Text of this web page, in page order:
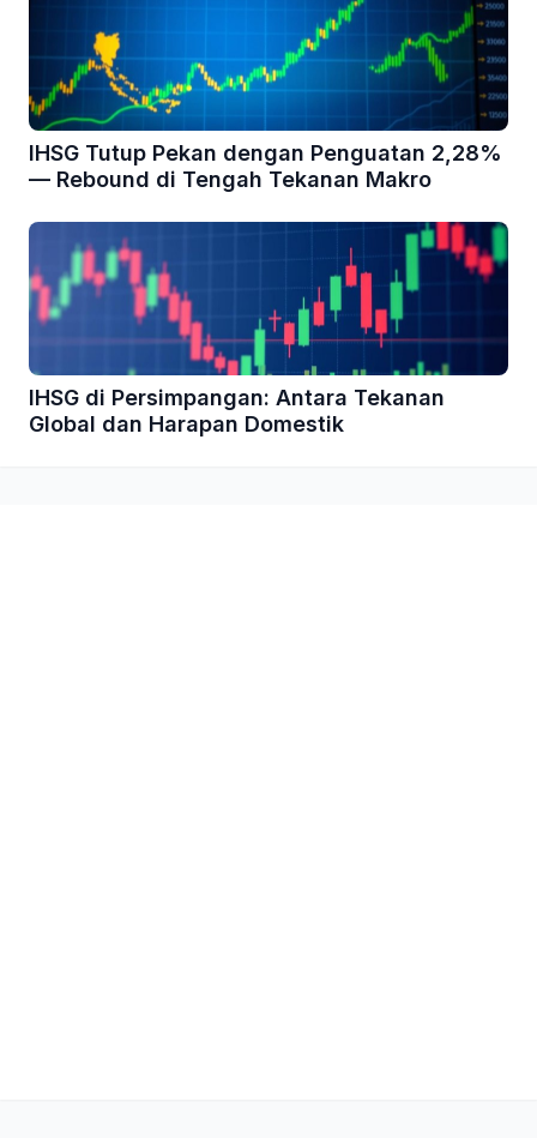
IHSG Tutup Pekan dengan Penguatan 2,28%
— Rebound di Tengah Tekanan Makro
IHSG di Persimpangan: Antara Tekanan
Global dan Harapan Domestik